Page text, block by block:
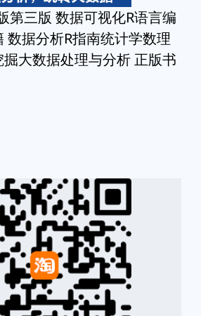
第三版 数据可视化R语言编
数据分析R指南统计学数理
大数据处理与分析 正版书